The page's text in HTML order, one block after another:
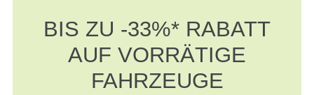
BIS ZU -33%* RABATT
AUF VORRÄTIGE
FAHRZEUGE